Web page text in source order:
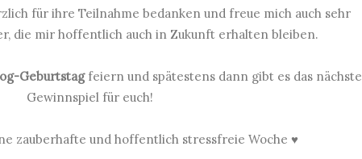
für ihre Teilnahme bedanken und freue mich auch sehr
die mir hoffentlich auch in Zukunft erhalten bleiben.
Geburtstagfeiern und spätestens dann gibt es das nächste
Gewinnspiel für euch!
zauberhafte und hoffentlich stressfreie Woche ♥